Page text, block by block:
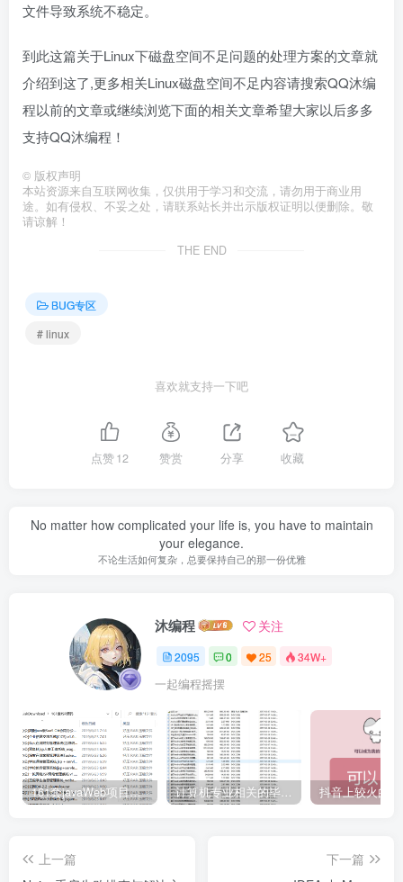
文件导致系统不稳定。
到此这篇关于Linux下磁盘空间不足问题的处理方案的文章就
介绍到这了,更多相关Linux磁盘空间不足内容请搜索QQ沐编
程以前的文章或继续浏览下面的相关文章希望大家以后多多
支持QQ沐编程！
© 版权声明
本站资源来自互联网收集，仅供用于学习和交流，请勿用于商业用
途。如有侵权、不妥之处，请联系站长并出示版权证明以便删除。敬
请谅解！
THE END
BUG专区
# linux
喜欢就支持一下吧
点赞12 赞赏 分享 收藏
No matter how complicated your life is, you have to maintain
your elegance.
不论生活如何复杂，总要保持自己的那一份优雅
沐编程 关注
2095 0 25 34W+
一起编程摇摆
161套javaWeb项目源码免费分享 计算机专业相关的毕业设计论文合集免费下载
上一篇
下一篇